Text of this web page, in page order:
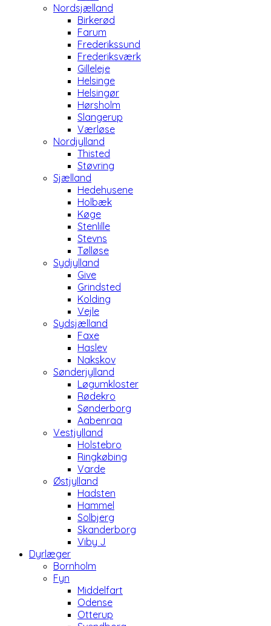
Nordsjælland
Birkerød
Farum
Frederikssund
Frederiksværk
Gilleleje
Helsinge
Helsingør
Hørsholm
Slangerup
Værløse
Nordjylland
Thisted
Støvring
Sjælland
Hedehusene
Holbæk
Køge
Stenlille
Stevns
Tølløse
Sydjylland
Give
Grindsted
Kolding
Vejle
Sydsjælland
Faxe
Haslev
Nakskov
Sønderjylland
Løgumkloster
Rødekro
Sønderborg
Aabenraa
Vestjylland
Holstebro
Ringkøbing
Varde
Østjylland
Hadsten
Hammel
Solbjerg
Skanderborg
Viby J
Dyrlæger
Bornholm
Fyn
Middelfart
Odense
Otterup